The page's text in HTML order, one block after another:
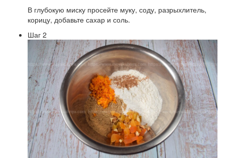
В глубокую миску просейте муку, соду, разрыхлитель,
корицу, добавьте сахар и соль.
Шаг 2